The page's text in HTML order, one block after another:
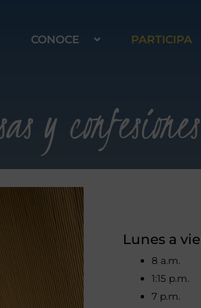
CONOCE PARTICIPA
y confesiones
Lunes a
8 a.m.
1:15 p.m.
7 p.m.